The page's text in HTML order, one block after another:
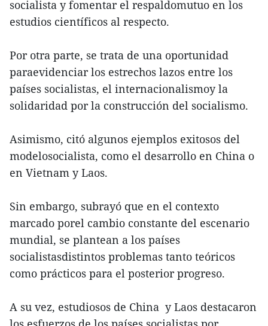
socialista y fomentar el respaldomutuo en los
estudios científicos al respecto.
Por otra parte, se trata de una oportunidad
paraevidenciar los estrechos lazos entre los
países socialistas, el internacionalismoy la
solidaridad por la construcción del socialismo.
Asimismo, citó algunos ejemplos exitosos del
modelosocialista, como el desarrollo en China o
en Vietnam y Laos.
Sin embargo, subrayó que en el contexto
marcado porel cambio constante del escenario
mundial, se plantean a los países
socialistasdistintos problemas tanto teóricos
como prácticos para el posterior progreso.
A su vez, estudiosos de China y Laos destacaron